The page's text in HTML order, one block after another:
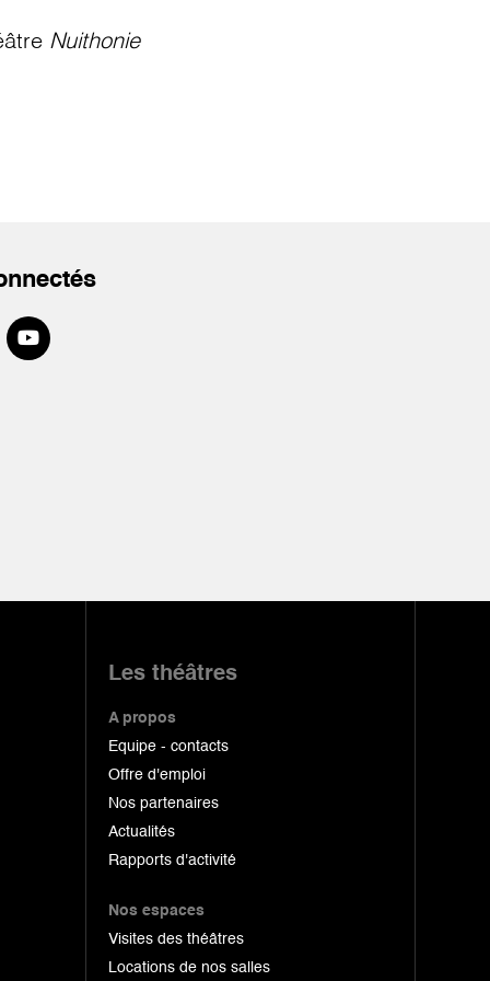
Nuithonie
Les théâtres
A propos
Equipe - contacts
Offre d'emploi
Nos partenaires
Actualités
Rapports d'activité
Nos espaces
Visites des théâtres
Locations de nos salles